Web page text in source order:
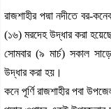
রাজশাহীর পদ্মা নদীতে বর-
(১৬) মরদেহ উদ্ধার করা
সোমবার (৯ মার্চ) সকাল
উদ্ধার করা হয়।
কনে পূর্ণি রাজশাহীর পবা